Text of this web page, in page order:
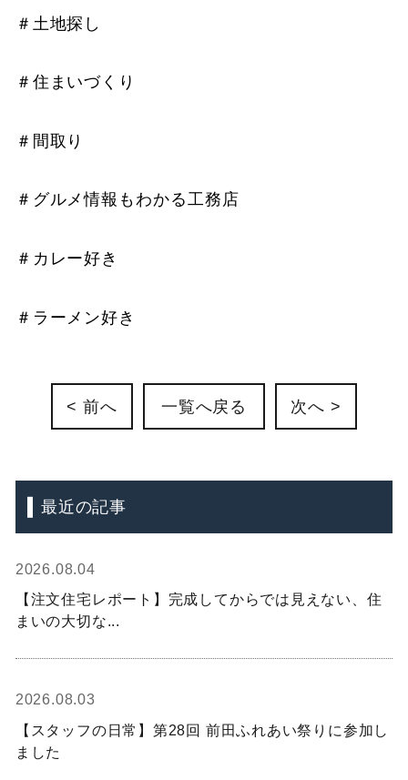
＃土地探し
＃住まいづくり
＃間取り
＃グルメ情報もわかる工務店
＃カレー好き
＃ラーメン好き
< 前へ 一覧へ戻る 次へ >
最近の記事
2026.08.04
【注文住宅レポート】完成してからでは見えない、住
まいの大切な...
2026.08.03
【スタッフの日常】第28回 前田ふれあい祭りに参加し
ました